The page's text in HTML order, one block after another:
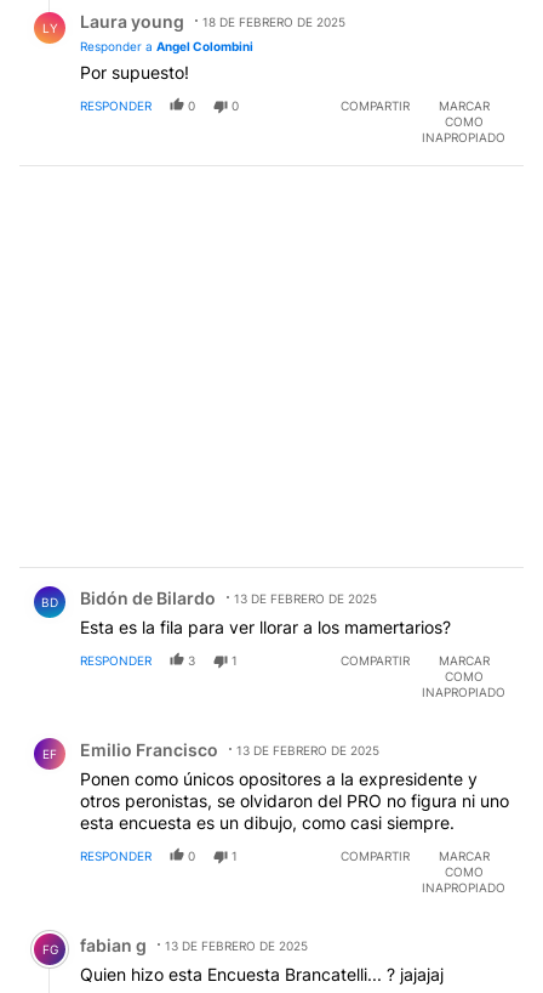
LY Laura young
18 DE FEBRERO DE 2025
Responder a Angel Colombini
Por supuesto!
RESPONDER 0 0 COMPARTIR
MARCAR
COMO
INAPROPIADO
BD Bidón de BiIardo 13 DE FEBRERO DE 2025
Esta es la fila para ver llorar a los mamertarios?
RESPONDER 3 1 COMPARTIR
MARCAR
COMO
INAPROPIADO
EF Emilio Francisco 13 DE FEBRERO DE 2025
Ponen como únicos opositores a la expresidente y
otros peronistas, se olvidaron del PRO no figura ni uno
esta encuesta es un dibujo, como casi siempre.
RESPONDER 0 1 COMPARTIR
MARCAR
COMO
INAPROPIADO
Comentario de fabian g.
FG fabian g 13 DE FEBRERO DE 2025
Quien hizo esta Encuesta Brancatelli... ? jajajaj